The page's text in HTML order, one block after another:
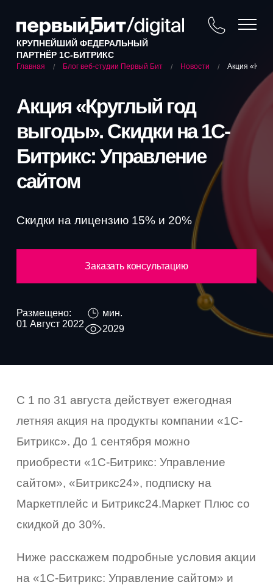
КРУПНЕЙШИЙ ФЕДЕРАЛЬНЫЙ
ПАРТНЁР 1С-БИТРИКС
Главная / Блог веб-студии Первый Бит / Новости / Акция
Акция «Круглый год
выгоды». Скидки на 1С-
Битрикс: Управление
сайтом
Скидки на лицензию 15% и 20%
Заказать консультацию
Размещено:
01 Август 2022
мин.
2029
С 1 по 31 августа действует ежегодная
летняя акция на продукты компании «1С-
Битрикс». До 1 сентября можно
приобрести «1С-Битрикс: Управление
сайтом», «Битрикс24», подписку на
Маркетплейс и Битрикс24.Маркет Плюс со
скидкой до 30%.
Ниже расскажем подробные условия акции
на «1С-Битрикс: Управление сайтом» и